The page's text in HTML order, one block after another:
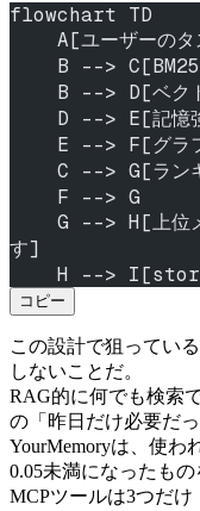
flowchart TD
A[ユーザ
B -->
B --> D[ベ
D --> E[記
E --> F[グ
C --> G[ラ
    F --> G
す]
H -->
コピー
この設計で狙ってい
しないことだ。
RAG的に何でも検索
の「昨日だけ必要だ
YourMemoryは、使わ
0.05未満になったもの
MCPツールは3つだけ